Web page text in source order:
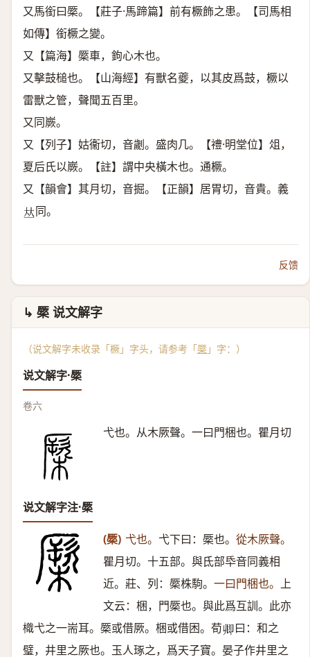
又馬銜曰橜。【莊子·馬蹄篇】前有橛飾之患。【司馬相
如傳】銜橛之變。
又【篇海】橜車，鉤心木也。
又擊鼓槌也。【山海經】有獸名夔，以其皮爲鼓，橛以
雷獸之管，聲聞五百里。
又同嶡。
又【列子】姑衞切，音劌。盛肉几。【禮·明堂位】俎，
夏后氏以嶡。【註】謂中央橫木也。通橛。
又【韻會】其月切，音掘。【正韻】居胃切，音貴。義
𠀤同。
反馈
↳ 橜 说文解字
（说文解字未收录「橛」字头，请参考「橜 」字：）
说文解字·橜
卷六
弋也。从木厥聲。一曰門梱也。瞿月切
说文解字注·橜
(橜) 弋也。 弋下曰：橜也。 從木厥聲。
瞿月切。十五部。與氐部氒音同義相
近。莊、列：橜株駒。 一曰門梱也。 上
文云：梱，門橜也。與此爲互訓。此亦
樴弋之一耑耳。橜或借厥。梱或借困。荀𠨞 曰：和之
璧，井里之厥也。玉人琢之，爲天子寶。晏子作井里之